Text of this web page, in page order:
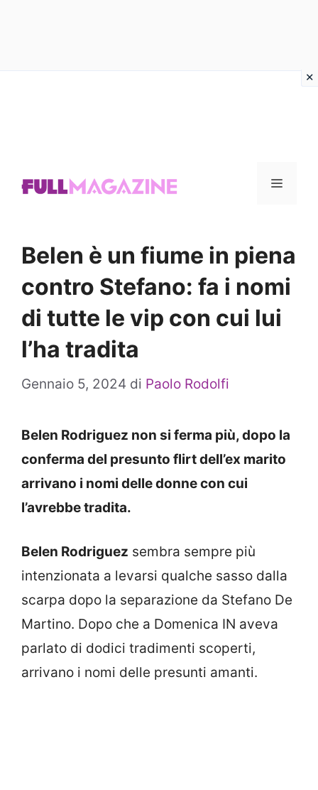
Menu
Belen è un fiume in piena
contro Stefano: fa i nomi
di tutte le vip con cui lui
l’ha tradita
Gennaio 5, 2024 di Paolo Rodolfi
Belen Rodriguez non si ferma più, dopo la
conferma del presunto flirt dell’ex marito
arrivano i nomi delle donne con cui
l’avrebbe tradita.
Belen Rodriguez sembra sempre più
intenzionata a levarsi qualche sasso dalla
scarpa dopo la separazione da Stefano De
Martino. Dopo che a Domenica IN aveva
parlato di dodici tradimenti scoperti,
arrivano i nomi delle presunti amanti.